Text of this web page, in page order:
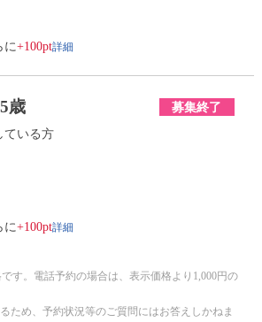
に+100pt詳細
歳 募集終了
ている方
に+100pt詳細
す。電話予約の場合は、表示価格より1,000円の
ため、予約状況等のご質問にはお答えしかねま